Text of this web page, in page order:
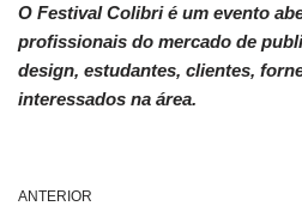
O Festival Colibri é um evento
profissionais do mercado de
design, estudantes, clientes,
interessados na área.
ANTERIOR